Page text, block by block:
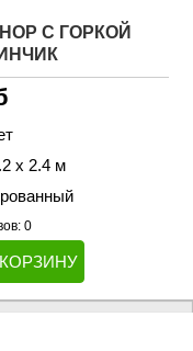
С ГОРКОЙ
х 2.4 м
0